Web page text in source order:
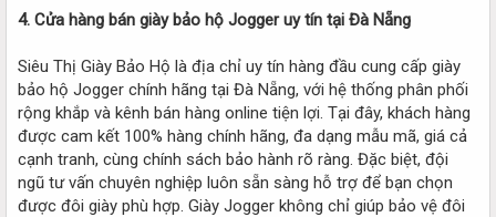
4. Cửa hàng bán giày bảo hộ Jogger uy tín tại Đà Nẵng
Siêu Thị Giày Bảo Hộ là địa chỉ uy tín hàng đầu cung cấp giày
bảo hộ Jogger chính hãng tại Đà Nẵng, với hệ thống phân phối
rộng khắp và kênh bán hàng online tiện lợi. Tại đây, khách hàng
được cam kết 100% hàng chính hãng, đa dạng mẫu mã, giá cả
cạnh tranh, cùng chính sách bảo hành rõ ràng. Đặc biệt, đội
ngũ tư vấn chuyên nghiệp luôn sẵn sàng hỗ trợ để bạn chọn
được đôi giày phù hợp. Giày Jogger không chỉ giúp bảo vệ đôi